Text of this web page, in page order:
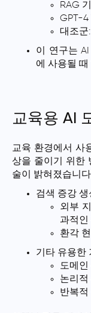
RAG
GPT-4
대조군:
이 연구는
에 사용될
교육용 AI
교육 환경에서 사
상을 줄이기 위한
술이 밝혀졌습니
검색 증강
외부
과적인
환각
기타 유용한
도메인
논리적
반복적